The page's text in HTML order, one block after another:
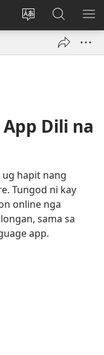
Ilisi
pinulongan
Log
Pangitaa
sa
JW.ORG
App Dili na
hapit nang
Tungod ni kay
online nga
sama sa
app.